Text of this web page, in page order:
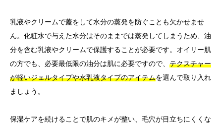
乳液やクリームで蓋をして水分の蒸発を防ぐことも欠かせませ
ん。化粧水で与えた水分はそのままでは蒸発してしまうため、油
分を含む乳液やクリームで保護することが必要です。オイリー肌
の方でも、必要最低限の油分は肌に必要ですので、 テクスチャー
が軽いジェルタイプや水乳液タイプのアイテムを選んで取り入れ
ましょう。
保湿ケアを続けることで肌のキメが整い、毛穴が目立ちにくくな